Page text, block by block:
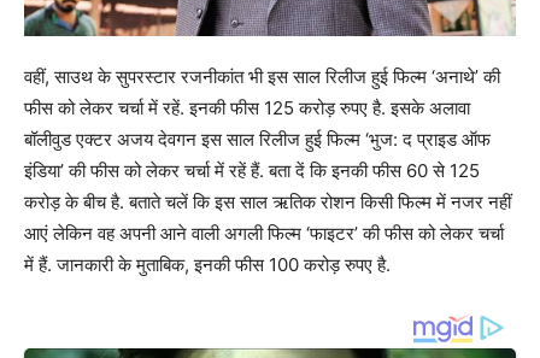
वहीं, साउथ के सुपरस्टार रजनीकांत भी इस साल रिलीज हुई फिल्म ‘अनाथे’ की
फीस को लेकर चर्चा में रहें. इनकी फीस 125 करोड़ रुपए है. इसके अलावा
बॉलीवुड एक्टर अजय देवगन इस साल रिलीज हुई फिल्म ‘भुज: द प्राइड ऑफ
इंडिया’ की फीस को लेकर चर्चा में रहें हैं. बता दें कि इनकी फीस 60 से 125
करोड़ के बीच है. बताते चलें कि इस साल ऋतिक रोशन किसी फिल्म में नजर नहीं
आएं लेकिन वह अपनी आने वाली अगली फिल्म ‘फाइटर’ की फीस को लेकर चर्चा
में हैं. जानकारी के मुताबिक, इनकी फीस 100 करोड़ रुपए है.